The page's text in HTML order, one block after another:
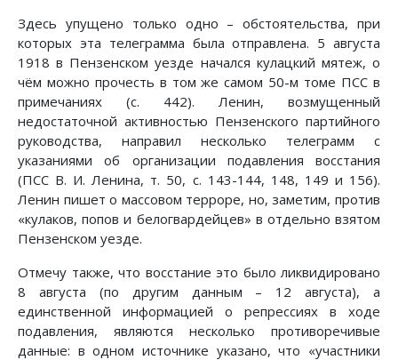
Здесь упущено только одно – обстоятельства, при
которых эта телеграмма была отправлена. 5 августа
1918 в Пензенском уезде начался кулацкий мятеж, о
чём можно прочесть в том же самом 50-м томе ПСС в
примечаниях (с. 442). Ленин, возмущенный
недостаточной активностью Пензенского партийного
руководства, направил несколько телеграмм с
указаниями об организации подавления восстания
(ПСС В. И. Ленина, т. 50, с. 143-144, 148, 149 и 156).
Ленин пишет о массовом терроре, но, заметим, против
«кулаков, попов и белогвардейцев» в отдельно взятом
Пензенском уезде.
Отмечу также, что восстание это было ликвидировано
8 августа (по другим данным – 12 августа), а
единственной информацией о репрессиях в ходе
подавления, являются несколько противоречивые
данные: в одном источнике указано, что «участники